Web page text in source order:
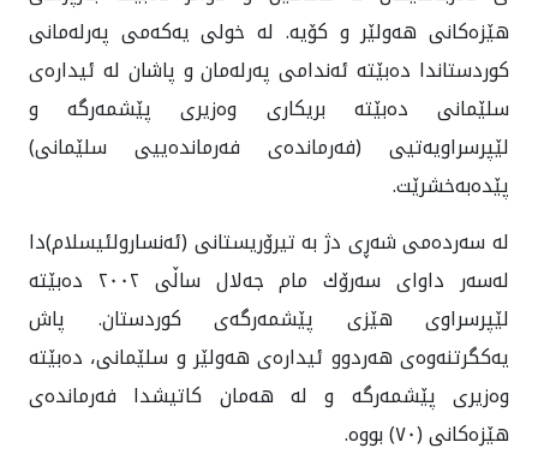
هێزه‌کانی هه‌ولێر و کۆیه‌. لە خولی یەکەمی پەرلەمانی
کوردستاندا دەبێتە ئەندامى پەرلەمان و پاشان لە ئيداره‌ى
سلێمانى ده‌بێته‌ بريكارى وەزیری پێشمەرگە و
لێپرسراویەتيی (فەرمانده‌ی فەرماندەیيی سلێمانی)
پێدەبەخشرێت.
لە سەردەمی شەڕی دژ بە تیرۆریستانی (ئەنسارولئيسلام)دا
لەسەر داوای سه‌رۆك مام جەلال ساڵی ٢٠٠٢ دەبێتە
لێپرسراوی هێزی پێشمەرگەی کوردستان. پاش
یەکگرتنەوەی هەردوو ئیداره‌ی هەولێر و سلێمانی، دەبێتە
وەزیری پێشمەرگە و لە هەمان کاتیشدا فەرماندەی
هێزەکانی (٧٠) بووە.